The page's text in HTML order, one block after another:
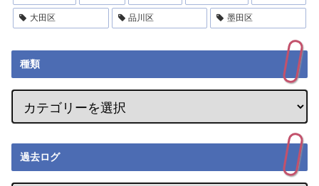
大田区 品川区 墨田区
種類
過去ログ